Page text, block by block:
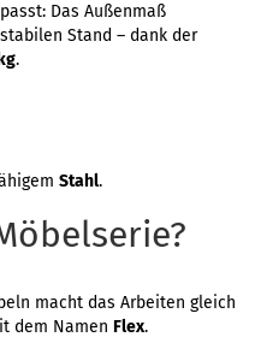
Das Außenmaß
Stand – dank der
.
Stahl.
macht das Arbeiten gleich
dem Namen Flex.